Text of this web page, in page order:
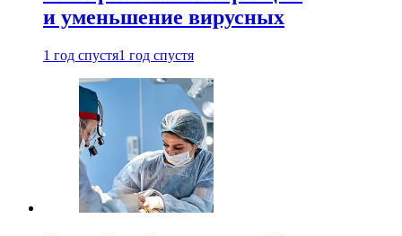
и уменьшение вирусных
1 год спустя1 год спустя